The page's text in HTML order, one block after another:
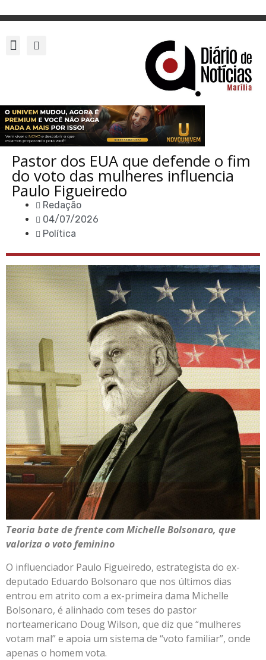
Pastor dos EUA que defende o fim
do voto das mulheres influencia
Paulo Figueiredo
Redação
04/07/2026
Política
Teoria bate de frente com Michelle Bolsonaro, que
valoriza o voto feminino
O influenciador Paulo Figueiredo, estrategista do ex-
deputado Eduardo Bolsonaro que nos últimos dias
entrou em atrito com a ex-primeira dama Michelle
Bolsonaro, é alinhado com teses do pastor
norteamericano Doug Wilson, que diz que “mulheres
votam mal” e apoia um sistema de “voto familiar”, onde
apenas o homem vota.